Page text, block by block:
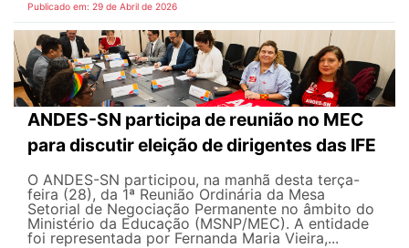
Publicado em: 29 de Abril de 2026
ANDES-SN participa de reunião no MEC
para discutir eleição de dirigentes das IFE
O ANDES-SN participou, na manhã desta terça-
feira (28), da 1ª Reunião Ordinária da Mesa
Setorial de Negociação Permanente no âmbito do
Ministério da Educação (MSNP/MEC). A entidade
foi representada por Fernanda Maria Vieira,...